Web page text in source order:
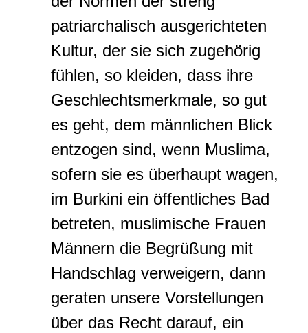
patriarchalisch ausgerichteten
Kultur, der sie sich zugehörig
fühlen, so kleiden, dass ihre
Geschlechtsmerkmale, so gut
es geht, dem männlichen Blick
entzogen sind, wenn Muslima,
sofern sie es überhaupt wagen,
im Burkini ein öffentliches Bad
betreten, muslimische Frauen
Männern die Begrüßung mit
Handschlag verweigern, dann
geraten unsere Vorstellungen
über das Recht darauf, ein